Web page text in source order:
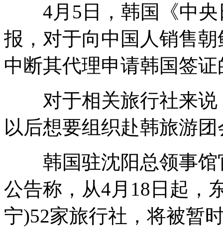
4月5日，韩国《中央
报，对于向中国人销售
中断其代理申请韩国签
对于相关旅行社来说
以后想要组织赴韩旅游
韩国驻沈阳总领事馆
公告称，从4月18日起，
宁)52家旅行社，将被暂